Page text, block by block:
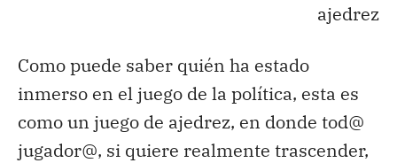
ajedrez
Como puede saber quién ha estado
inmerso en el juego de la política, esta es
como un juego de ajedrez, en donde tod@
jugador@, si quiere realmente trascender,